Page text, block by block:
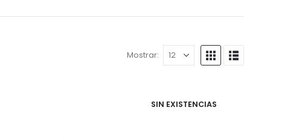
Mostrar:
SIN EXISTENCIAS